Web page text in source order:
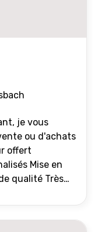
je vous
ou d'achats
Mise en
qualité Très
des